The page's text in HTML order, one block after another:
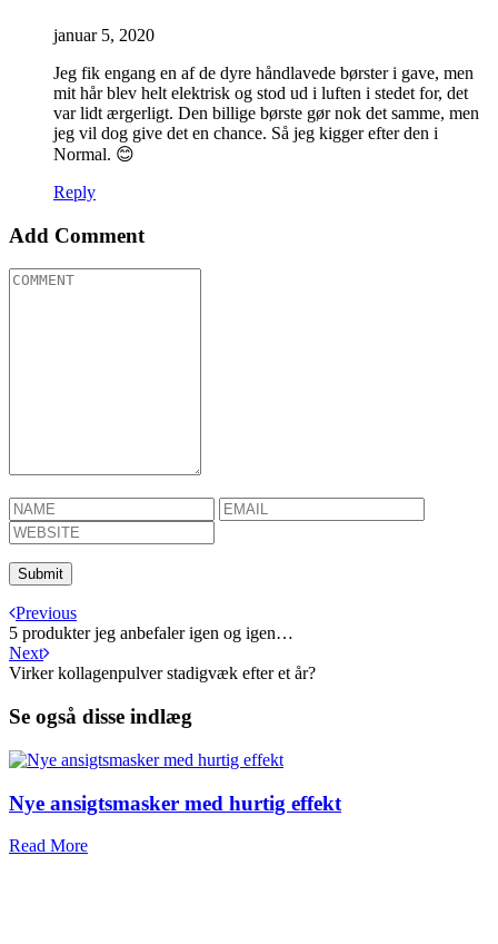
januar 5, 2020
Jeg fik engang en af de dyre håndlavede børster i gave, men
mit hår blev helt elektrisk og stod ud i luften i stedet for, det
var lidt ærgerligt. Den billige børste gør nok det samme, men
jeg vil dog give det en chance. Så jeg kigger efter den i
Normal. 😊
Reply
Add Comment
Previous
5 produkter jeg anbefaler igen og igen…
Next
Virker kollagenpulver stadigvæk efter et år?
Se også disse indlæg
Nye ansigtsmasker med hurtig effekt
Read More